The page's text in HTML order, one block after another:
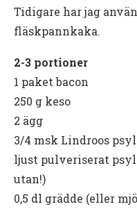
Tidigare har jag
fläskpannkaka.
2-3 portioner
1 paket bacon
250 g keso
2 ägg
3/4 msk Lindroos
ljust pulveriserat
utan!)
0,5 dl grädde (eller